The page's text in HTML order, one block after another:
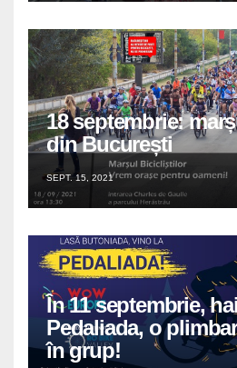
18 septembrie:
din București
SEPT. 15, 2021
În 11 septembrie,
Pedaliada, o
în grup!